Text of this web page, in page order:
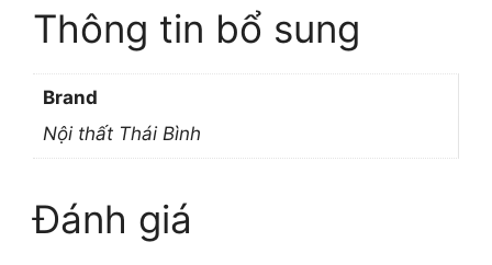
Thông tin bổ sung
Brand
Nội thất Thái Bình
Đánh giá